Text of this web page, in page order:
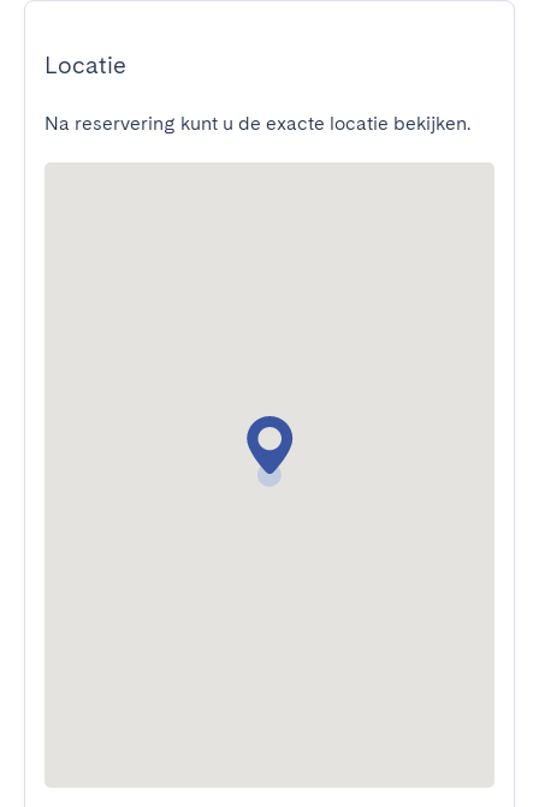
Locatie
Na reservering kunt u de exacte locatie bekijken.